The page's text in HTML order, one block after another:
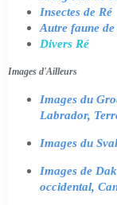
Insectes de Ré
Autre faune de
Divers Ré
Images d'Ailleurs
Images du
Labrador,
Images du
Images de
occidental,